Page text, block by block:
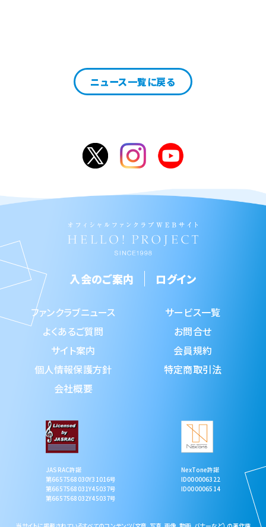
ニュース一覧に戻る
入会のご案内 ログイン
ファンクラブニュース
サービス一覧
よくあるご質問
お問合せ
サイト案内
会員規約
個人情報保護方針
特定商取引法
会社概要
JASRAC許諾
第6657568030Y31016号
第6657568031Y45037号
第6657568032Y45037号
NexTone許諾
ID000006322
ID000006514